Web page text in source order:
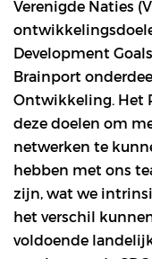
Verenigde Naties
Development
Brainport
Ontwikkeling. Het
deze doelen om
netwerken te
hebben met ons
zijn, wat we
het verschil
voldoende